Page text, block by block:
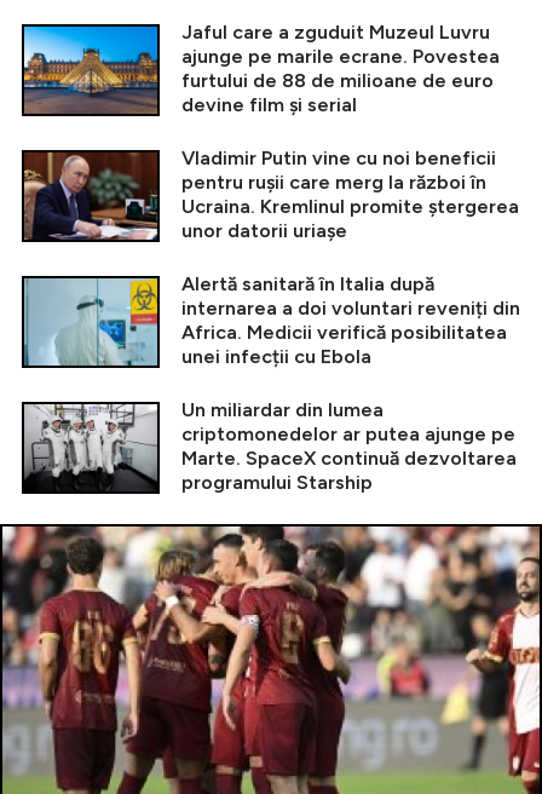
Jaful care a zguduit Muzeul Luvru
ajunge pe marile ecrane. Povestea
furtului de 88 de milioane de euro
devine film și serial
Vladimir Putin vine cu noi beneficii
pentru rușii care merg la război în
Ucraina. Kremlinul promite ștergerea
unor datorii uriașe
Alertă sanitară în Italia după
internarea a doi voluntari reveniți din
Africa. Medicii verifică posibilitatea
unei infecții cu Ebola
Un miliardar din lumea
criptomonedelor ar putea ajunge pe
Marte. SpaceX continuă dezvoltarea
programului Starship